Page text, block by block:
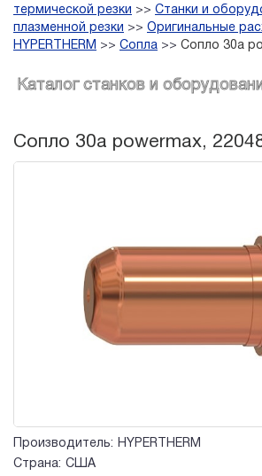
термической резки >> Станки и
плазменной резки >> Оригинальные
HYPERTHERM >> Сопла >> Сопло 30a
Каталог станков и
Сопло 30a powermax,
Производитель:
HYPERTHERM
Страна: США